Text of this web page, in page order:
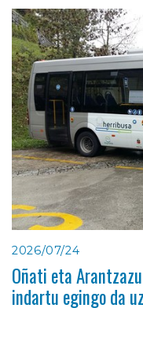
2026/07/24
Oñati eta
indartu egingo da